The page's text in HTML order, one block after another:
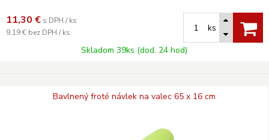
11,30 € s DPH / ks
9,19 € bez DPH / ks
ks
Skladom 39ks (dod. 24 hod)
Bavlnený froté návlek na valec 65 x 16 cm